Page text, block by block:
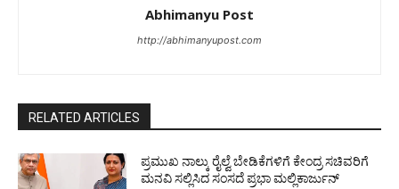
Abhimanyu Post
http://abhimanyupost.com
RELATED ARTICLES
ಪ್ರಮುಖ ನಾಲ್ಕು ರೈಲ್ವೆ ಬೇಡಿಕೆಗಳಿಗೆ ಕೇಂದ್ರ ಸಚಿವರಿಗೆ
ಮನವಿ ಸಲ್ಲಿಸಿದ ಸಂಸದೆ ಪ್ರಭಾ ಮಲ್ಲಿಕಾರ್ಜುನ್